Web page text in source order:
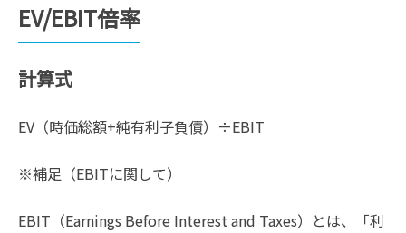
EV/EBIT倍率
計算式
EV（時価総額+純有利子負債）÷EBIT
※補足（EBITに関して）
EBIT（Earnings Before Interest and Taxes）とは、「利